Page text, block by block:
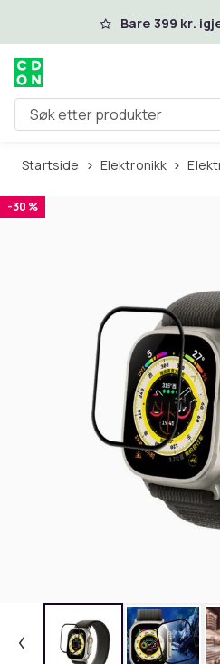
Hopp til hovedinnhold
Bare 399 kr.
Søk etter produkter
Startside Elektronikk
-30 %